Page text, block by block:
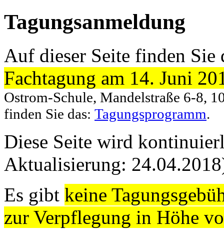
Tagungsanmeldung
Auf dieser Seite finden Sie
Fachtagung am 14. Juni
Ostrom-Schule, Mandelstraße 6-8,
finden Sie das: Tagungsprogramm.
Diese Seite wird
Aktualisierung:
Es gibt keine
zur Verpflegung in Höhe